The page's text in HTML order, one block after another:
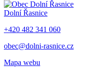
Dolní Řasnice
+420 482 341 060
obec@dolni-rasnice.cz
Mapa webu